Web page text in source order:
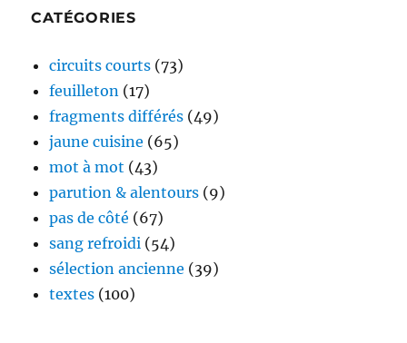
CATÉGORIES
circuits courts (73)
feuilleton (17)
fragments différés (49)
jaune cuisine (65)
mot à mot (43)
parution & alentours (9)
pas de côté (67)
sang refroidi (54)
sélection ancienne (39)
textes (100)